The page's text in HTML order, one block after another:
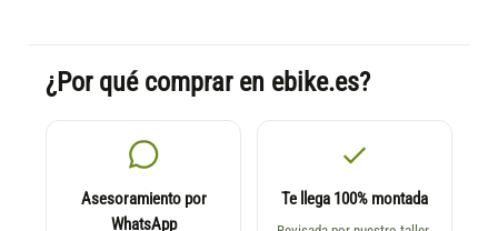
¿Por qué comprar en ebike.es?
Asesoramiento por
WhatsApp
Te llega 100% montada